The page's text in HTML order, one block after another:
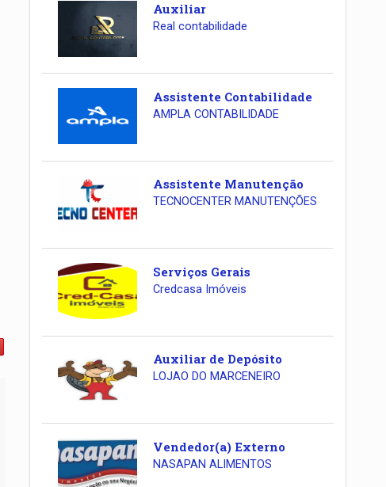
Auxiliar
Real contabilidade
Assistente Contabilidade
AMPLA CONTABILIDADE
Assistente Manutenção
TECNOCENTER MANUTENÇÕES
Serviços Gerais
Credcasa Imóveis
Auxiliar de Depósito
LOJAO DO MARCENEIRO
Vendedor(a) Externo
NASAPAN ALIMENTOS